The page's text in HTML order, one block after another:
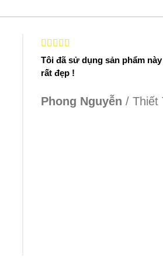
Tôi đã sử dụng sản phẩm
rất đẹp !
Phong Nguyễn / Thiết